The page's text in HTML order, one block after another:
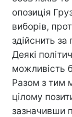
опозиція
виборів,
здійснить
Деякі
можливість
Разом з тим
цілому
зазначивши